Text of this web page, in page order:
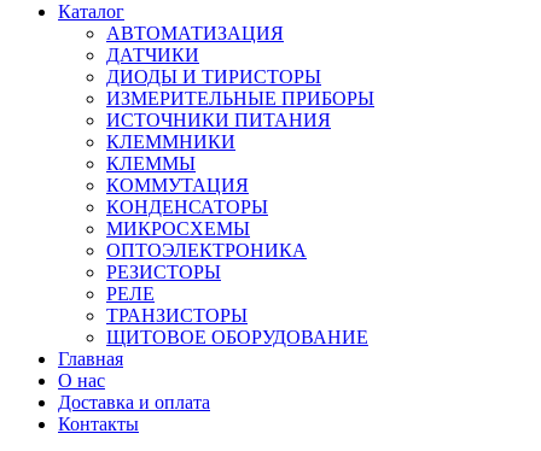
Каталог
АВТОМАТИЗАЦИЯ
ДАТЧИКИ
ДИОДЫ И ТИРИСТОРЫ
ИЗМЕРИТЕЛЬНЫЕ ПРИБОРЫ
ИСТОЧНИКИ ПИТАНИЯ
КЛЕММНИКИ
КЛЕММЫ
КОММУТАЦИЯ
КОНДЕНСАТОРЫ
МИКРОСХЕМЫ
ОПТОЭЛЕКТРОНИКА
РЕЗИСТОРЫ
РЕЛЕ
ТРАНЗИСТОРЫ
ЩИТОВОЕ ОБОРУДОВАНИЕ
Главная
О нас
Доставка и оплата
Контакты